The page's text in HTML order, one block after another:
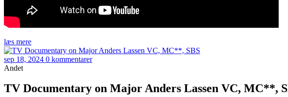
læs mere
sep 18, 2024 0 kommentarer
Andet
TV Documentary on Major Anders Lassen VC, MC**,